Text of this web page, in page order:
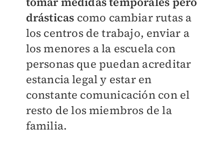
drásticas como cambiar rutas a
los centros de trabajo, enviar a
los menores a la escuela con
personas que puedan acreditar
estancia legal y estar en
constante comunicación con el
resto de los miembros de la
familia.